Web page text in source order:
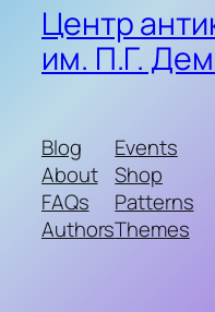
Центр
им. П.Г.
Blog
About
FAQs
Authors
Events
Shop
Patterns
Themes